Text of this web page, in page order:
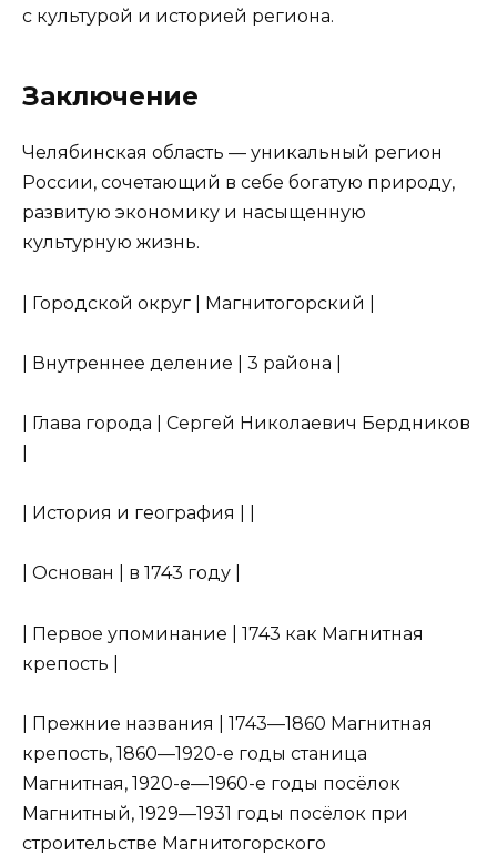
с культурой и историей региона.
Заключение
Челябинская область — уникальный регион
России, сочетающий в себе богатую природу,
развитую экономику и насыщенную
культурную жизнь.
| Городской округ | Магнитогорский |
| Внутреннее деление | 3 района |
| Глава города | Сергей Николаевич Бердников
| История и география | |
| Основан | в 1743 году |
| Первое упоминание | 1743 как Магнитная
крепость |
| Прежние названия | 1743—1860 Магнитная
крепость, 1860—1920-е годы станица
Магнитная, 1920-е—1960-е годы посёлок
Магнитный, 1929—1931 годы посёлок при
строительстве Магнитогорского